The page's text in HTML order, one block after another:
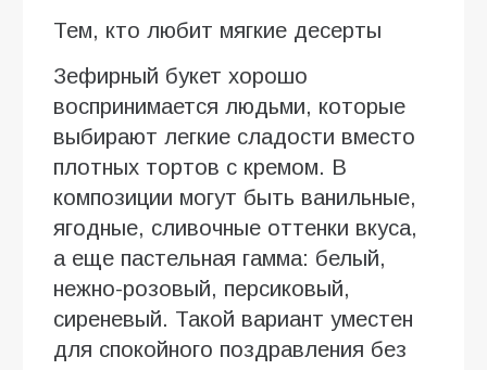
Тем, кто любит мягкие десерты
Зефирный букет хорошо
воспринимается людьми, которые
выбирают легкие сладости вместо
плотных тортов с кремом. В
композиции могут быть ванильные,
ягодные, сливочные оттенки вкуса,
а еще пастельная гамма: белый,
нежно-розовый, персиковый,
сиреневый. Такой вариант уместен
для спокойного поздравления без